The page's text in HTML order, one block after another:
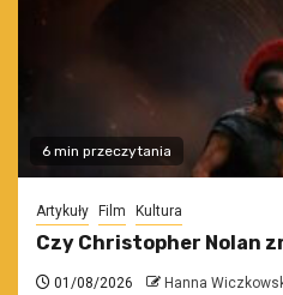
6 min przeczytania
Artykuły Film Kultura
Czy Christopher Nolan
01/08/2026 Hanna